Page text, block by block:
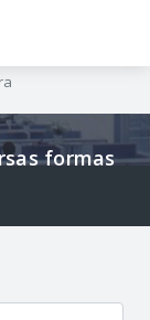
formas